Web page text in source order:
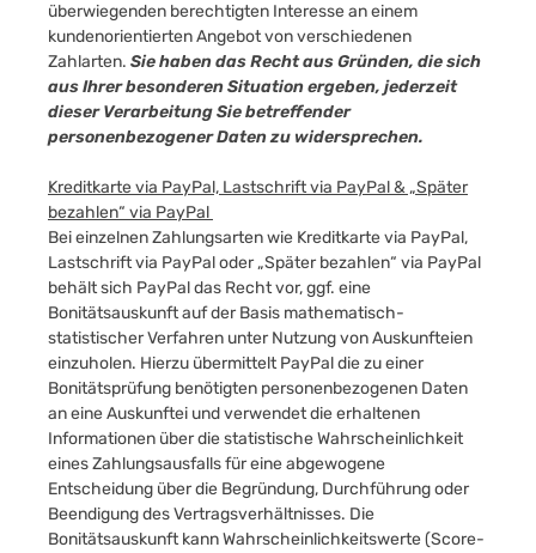
überwiegenden berechtigten Interesse an einem
kundenorientierten Angebot von verschiedenen
Zahlarten. Sie haben das Recht aus Gründen, die sich
aus Ihrer besonderen Situation ergeben, jederzeit
dieser Verarbeitung Sie betreffender
personenbezogener Daten zu widersprechen.
Kreditkarte via PayPal, Lastschrift via PayPal & „Später
bezahlen“ via PayPal
Bei einzelnen Zahlungsarten wie Kreditkarte via PayPal,
Lastschrift via PayPal oder „Später bezahlen“ via PayPal
behält sich PayPal das Recht vor, ggf. eine
Bonitätsauskunft auf der Basis mathematisch-
statistischer Verfahren unter Nutzung von Auskunfteien
einzuholen. Hierzu übermittelt PayPal die zu einer
Bonitätsprüfung benötigten personenbezogenen Daten
an eine Auskunftei und verwendet die erhaltenen
Informationen über die statistische Wahrscheinlichkeit
eines Zahlungsausfalls für eine abgewogene
Entscheidung über die Begründung, Durchführung oder
Beendigung des Vertragsverhältnisses. Die
Bonitätsauskunft kann Wahrscheinlichkeitswerte (Score-